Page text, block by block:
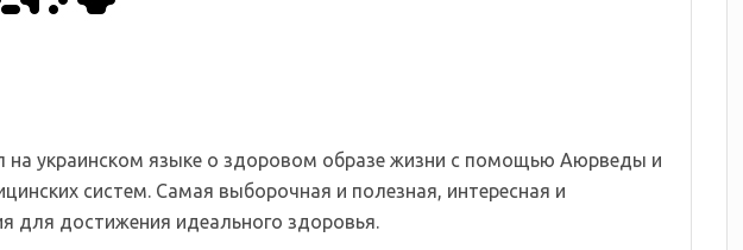
на украинском языке о здоровом образе жизни с помощью Аюрведы и
систем. Самая выборочная и полезная, интересная и
для достижения идеального здоровья.